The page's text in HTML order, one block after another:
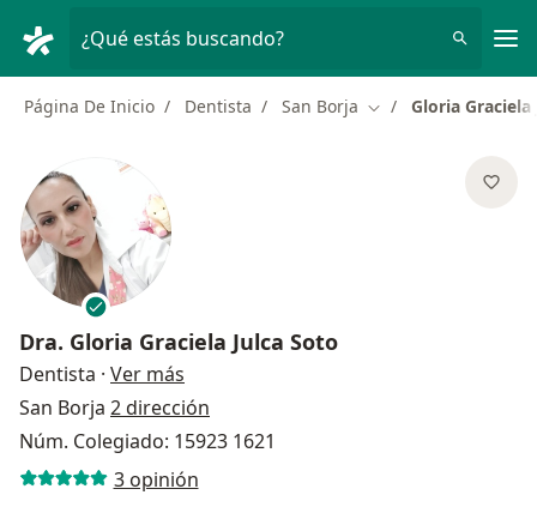
¿Qué estás buscando?
Página De Inicio Dentista San Borja Cambiar de ciudad
Gloria Graciela
Dra. Gloria Graciela Julca Soto
Dentista · Ver más
San Borja 2 dirección
Núm. Colegiado: 15923 1621
3 opinión